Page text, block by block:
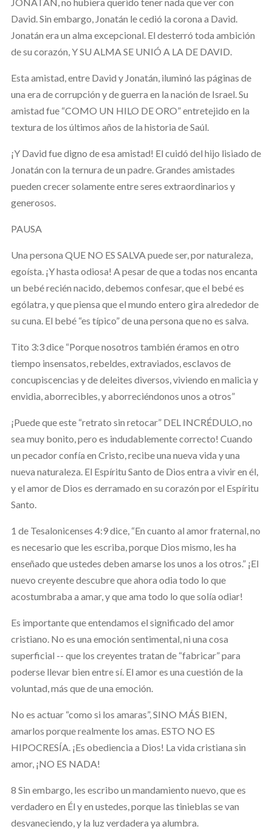
David. Sin embargo, Jonatán le cedió la corona a David.
Jonatán era un alma excepcional. El desterró toda ambición
de su corazón, Y SU ALMA SE UNIÓ A LA DE DAVID.
Esta amistad, entre David y Jonatán, iluminó las páginas de
una era de corrupción y de guerra en la nación de Israel. Su
amistad fue “COMO UN HILO DE ORO” entretejido en la
textura de los últimos años de la historia de Saúl.
¡Y David fue digno de esa amistad! El cuidó del hijo lisiado de
Jonatán con la ternura de un padre. Grandes amistades
pueden crecer solamente entre seres extraordinarios y
generosos.
PAUSA
Una persona QUE NO ES SALVA puede ser, por naturaleza,
egoísta. ¡Y hasta odiosa! A pesar de que a todas nos encanta
un bebé recién nacido, debemos confesar, que el bebé es
ególatra, y que piensa que el mundo entero gira alrededor de
su cuna. El bebé “es típico” de una persona que no es salva.
Tito 3:3 dice “Porque nosotros también éramos en otro
tiempo insensatos, rebeldes, extraviados, esclavos de
concupiscencias y de deleites diversos, viviendo en malicia y
envidia, aborrecibles, y aborreciéndonos unos a otros”
¡Puede que este “retrato sin retocar” DEL INCRÉDULO, no
sea muy bonito, pero es indudablemente correcto! Cuando
un pecador confía en Cristo, recibe una nueva vida y una
nueva naturaleza. El Espíritu Santo de Dios entra a vivir en él,
y el amor de Dios es derramado en su corazón por el Espíritu
Santo.
1 de Tesalonicenses 4:9 dice, “En cuanto al amor fraternal, no
es necesario que les escriba, porque Dios mismo, les ha
enseñado que ustedes deben amarse los unos a los otros.” ¡El
nuevo creyente descubre que ahora odia todo lo que
acostumbraba a amar, y que ama todo lo que solía odiar!
Es importante que entendamos el significado del amor
cristiano. No es una emoción sentimental, ni una cosa
superficial -- que los creyentes tratan de “fabricar” para
poderse llevar bien entre sí. El amor es una cuestión de la
voluntad, más que de una emoción.
No es actuar “como si los amaras”, SINO MÁS BIEN,
amarlos porque realmente los amas. ESTO NO ES
HIPOCRESÍA. ¡Es obediencia a Dios! La vida cristiana sin
amor, ¡NO ES NADA!
8 Sin embargo, les escribo un mandamiento nuevo, que es
verdadero en Él y en ustedes, porque las tinieblas se van
desvaneciendo, y la luz verdadera ya alumbra.